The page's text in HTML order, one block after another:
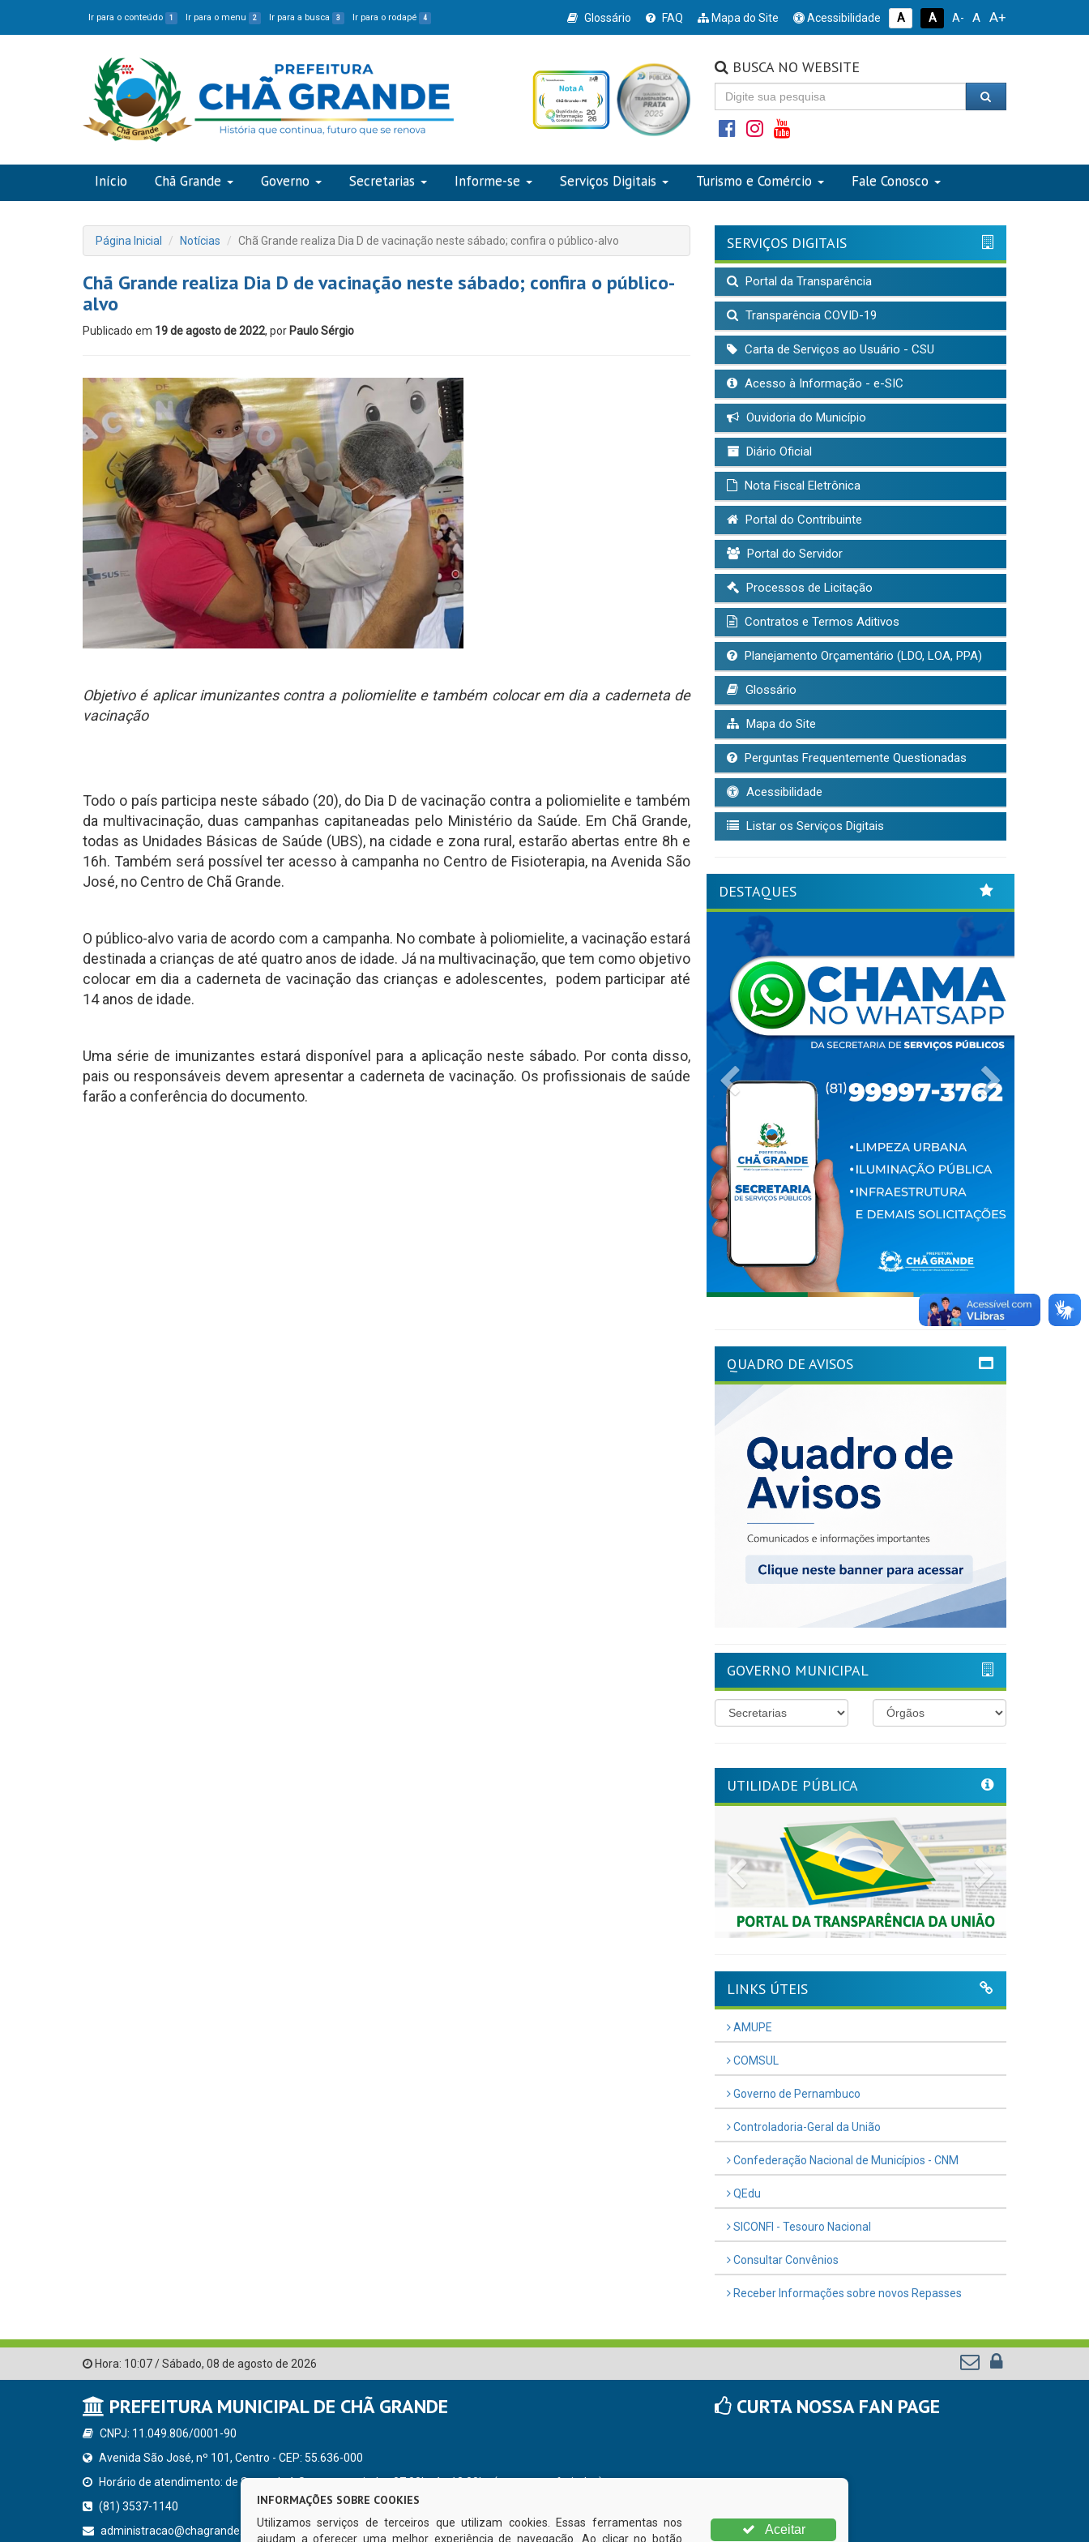
Ir para o conteúdo 1 Ir para o menu 2 Ir para a busca 3 Ir para o rodapé 4 Glossário FAQ Mapa do Site Acessibilidade A A A- A A+
BUSCA NO WEBSITE
Início Chã Grande Governo Secretarias Informe-se Serviços Digitais Turismo e Comércio Fale Conosco
Página Inicial Notícias Chã Grande realiza Dia D de vacinação neste sábado; confira o público-alvo
Chã Grande realiza Dia D de vacinação neste sábado; confira o público-
alvo
Publicado em 19 de agosto de 2022, por Paulo Sérgio
Objetivo é aplicar imunizantes contra a poliomielite e também colocar em dia a caderneta de
vacinação
Todo o país participa neste sábado (20), do Dia D de vacinação contra a poliomielite e também
da multivacinação, duas campanhas capitaneadas pelo Ministério da Saúde. Em Chã Grande,
todas as Unidades Básicas de Saúde (UBS), na cidade e zona rural, estarão abertas entre 8h e
16h. Também será possível ter acesso à campanha no Centro de Fisioterapia, na Avenida São
José, no Centro de Chã Grande.
O público-alvo varia de acordo com a campanha. No combate à poliomielite, a vacinação estará
destinada a crianças de até quatro anos de idade. Já na multivacinação, que tem como objetivo
colocar em dia a caderneta de vacinação das crianças e adolescentes, podem participar até
14 anos de idade.
Uma série de imunizantes estará disponível para a aplicação neste sábado. Por conta disso,
pais ou responsáveis devem apresentar a caderneta de vacinação. Os profissionais de saúde
farão a conferência do documento.
SERVIÇOS DIGITAIS
Portal da Transparência
Transparência COVID-19
Carta de Serviços ao Usuário - CSU
Acesso à Informação - e-SIC
Ouvidoria do Município
Diário Oficial
Nota Fiscal Eletrônica
Portal do Contribuinte
Portal do Servidor
Processos de Licitação
Contratos e Termos Aditivos
Planejamento Orçamentário (LDO, LOA, PPA)
Glossário
Mapa do Site
Perguntas Frequentemente Questionadas
Acessibilidade
Listar os Serviços Digitais
DESTAQUES
Previous
QUADRO DE AVISOS
GOVERNO MUNICIPAL
UTILIDADE PÚBLICA
Previous
LINKS ÚTEIS
AMUPE
COMSUL
Governo de Pernambuco
Controladoria-Geral da União
Confederação Nacional de Municípios - CNM
QEdu
SICONFI - Tesouro Nacional
Consultar Convênios
Receber Informações sobre novos Repasses
Hora: 10:07/Sábado, 08 de agosto de 2026
PREFEITURA MUNICIPAL DE CHÃ GRANDE
CNPJ: 11.049.806/0001-90
Avenida São José, nº 101, Centro - CEP: 55.636-000
Horário de atendimento: de Segunda à Sexta, a partir das 07:00hs às 13:00hs (exceto nos feriados)
(81) 3537-1140
administracao@chagrande.pe.gov.br
CURTA NOSSA FAN PAGE
INFORMAÇÕES SOBRE COOKIES
Utilizamos serviços de terceiros que utilizam cookies. Essas ferramentas nos
ajudam a oferecer uma melhor experiência de navegação. Ao clicar no botão
Aceitar